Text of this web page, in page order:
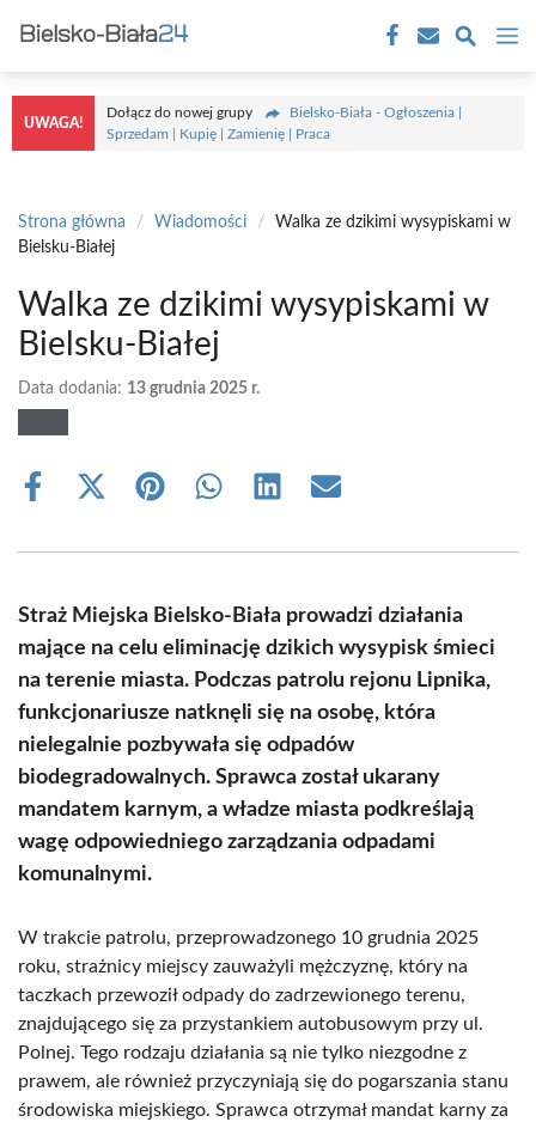
treści
UWAGA!
Dołącz do nowej grupy
Bielsko-Biała - Ogłoszenia |
Sprzedam | Kupię | Zamienię | Praca
Strona główna / Wiadomości /
Walka ze dzikimi wysypiskami w
Bielsku-Białej
Walka ze dzikimi wysypiskami w
Bielsku-Białej
Data dodania: 13 grudnia 2025 r.
Share
Share
(Twitter)
Share Share Share Share
Straż Miejska Bielsko-Biała prowadzi działania
mające na celu eliminację dzikich wysypisk śmieci
na terenie miasta. Podczas patrolu rejonu Lipnika,
funkcjonariusze natknęli się na osobę, która
nielegalnie pozbywała się odpadów
biodegradowalnych. Sprawca został ukarany
mandatem karnym, a władze miasta podkreślają
wagę odpowiedniego zarządzania odpadami
komunalnymi.
W trakcie patrolu, przeprowadzonego 10 grudnia 2025
roku, strażnicy miejscy zauważyli mężczyznę, który na
taczkach przewoził odpady do zadrzewionego terenu,
znajdującego się za przystankiem autobusowym przy ul.
Polnej. Tego rodzaju działania są nie tylko niezgodne z
prawem, ale również przyczyniają się do pogarszania stanu
środowiska miejskiego. Sprawca otrzymał mandat karny za